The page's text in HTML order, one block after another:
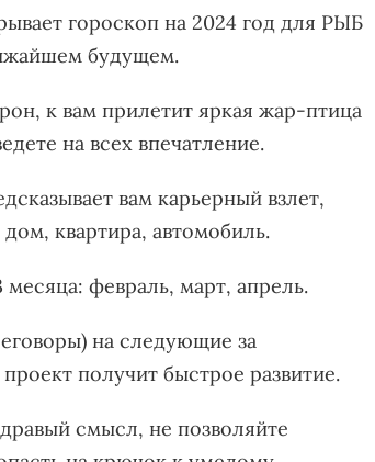
гороскоп на 2024 год для РЫБ
будущем.
к вам прилетит яркая жар-птица
на всех впечатление.
вам карьерный взлет,
квартира, автомобиль.
февраль, март, апрель.
на следующие за
получит быстрое развитие.
смысл, не позволяйте